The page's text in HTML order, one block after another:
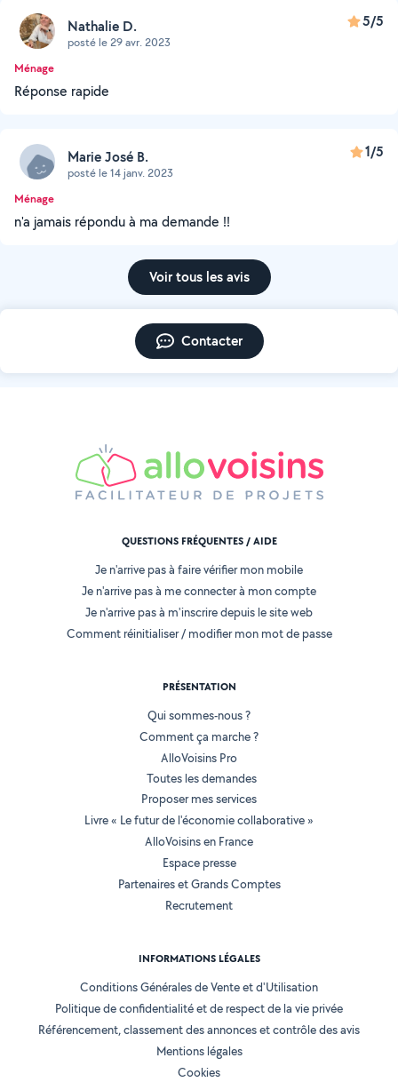
Nathalie D.
posté le 29 avr. 2023
5/5
Ménage
Réponse rapide
Marie José B.
posté le 14 janv. 2023
1/5
Ménage
n'a jamais répondu à ma demande !!
Voir tous les avis
Contacter
QUESTIONS FRÉQUENTES / AIDE
Je n'arrive pas à faire vérifier mon mobile
Je n'arrive pas à me connecter à mon compte
Je n'arrive pas à m'inscrire depuis le site web
Comment réinitialiser / modifier mon mot de passe
PRÉSENTATION
Qui sommes-nous ?
Comment ça marche ?
AlloVoisins Pro
Toutes les demandes
Proposer mes services
Livre « Le futur de l'économie collaborative »
AlloVoisins en France
Espace presse
Partenaires et Grands Comptes
Recrutement
INFORMATIONS LÉGALES
Conditions Générales de Vente et d'Utilisation
Politique de confidentialité et de respect de la vie privée
Référencement, classement des annonces et contrôle des avis
Mentions légales
Cookies